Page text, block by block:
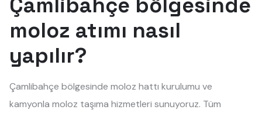
moloz atımı nasıl
yapılır?
Çamlibahçe bölgesinde moloz hattı kurulumu ve
kamyonla moloz taşıma hizmetleri sunuyoruz. Tüm